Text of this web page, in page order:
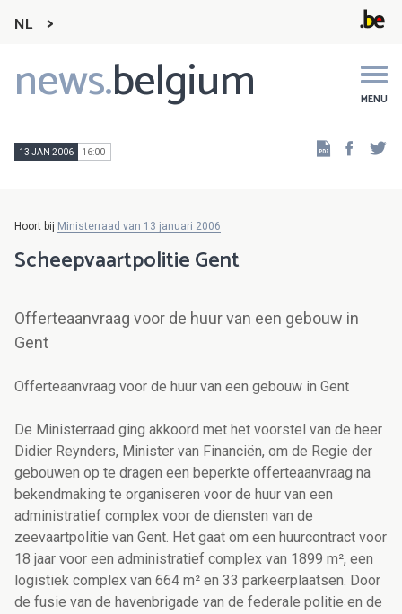
NL
news.belgium MENU
Main
navigation
13 JAN 2006 16:00
Hoort bij Ministerraad van 13 januari 2006
Scheepvaartpolitie Gent
Offerteaanvraag voor de huur van een gebouw in
Gent
Offerteaanvraag voor de huur van een gebouw in Gent
De Ministerraad ging akkoord met het voorstel van de heer
Didier Reynders, Minister van Financiën, om de Regie der
gebouwen op te dragen een beperkte offerteaanvraag na
bekendmaking te organiseren voor de huur van een
administratief complex voor de diensten van de
zeevaartpolitie van Gent. Het gaat om een huurcontract voor
18 jaar voor een administratief complex van 1899 m², een
logistiek complex van 664 m² en 33 parkeerplaatsen. Door
de fusie van de havenbrigade van de federale politie en de